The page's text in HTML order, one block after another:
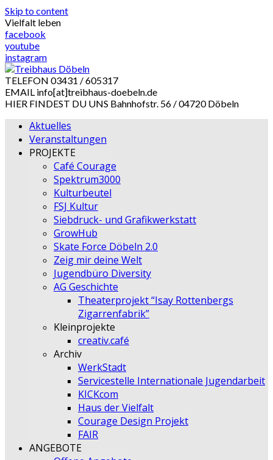
Skip to content
Vielfalt leben
facebook
youtube
instagram
TELEFON 03431 / 605317
EMAIL info[at]treibhaus-doebeln.de
HIER FINDEST DU UNS Bahnhofstr. 56 / 04720 Döbeln
Aktuelles
Veranstaltungen
PROJEKTE
Café Courage
Spektrum3000
Kulturbeutel
FSJ Kultur
Siebdruck- und Grafikwerkstatt
GrowHub
Skate Force Döbeln 2.0
Zeig mir deine Welt
Jugendbüro Diversity
AG Geschichte
Theaterprojekt “Isay Rottenbergs
Zigarrenfabrik”
Kleinprojekte
creativ.café
Archiv
WerkStadt
Servicestelle Internationale Jugendarbeit
KICKcom
Haus der Vielfalt
Courage Design Projekt
FAIR
ANGEBOTE